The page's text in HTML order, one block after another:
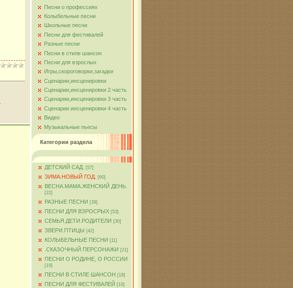
Песни о профессиях
Колыбельные песни
Школьные песни
Песни для фестивалей
Разные песни
Песни в стиле шансон
Песни для взрослых
Игры,скороговорки,загадки
Сценарии,инсценировки
Сценарии,инсценировки 2 часть
Сценарии,инсценировки 3 часть
Сценарии инсценировки 4 часть
Видео
Музыкальные пьесы
Категории раздела
ДЕТСКИЙ САД. [57]
ЗИМА.НОВЫЙ ГОД. [60]
ВЕСНА.МАМА.ЖЕНСКИЙ ДЕНЬ.
[22]
РАЗНЫЕ ПЕСНИ [39]
ПЕСНИ ДЛЯ ВЗРОСРЫХ [53]
СЕМЬЯ.ДЕТИ.РОДИТЕЛИ [30]
ЗВЕРИ.ПТИЦЫ [42]
КОЛЫБЕЛЬНЫЕ ПЕСНИ [11]
.СКАЗОЧНЫЙ ПЕРСОНАЖИ [21]
ПЕСНИ О РОДИНЕ, О РОССИИ
[19]
ПЕСНИ В СТИЛЕ ШАНСОН [18]
ПЕСНИ ДЛЯ ФЕСТИВАЛЕЙ [10]